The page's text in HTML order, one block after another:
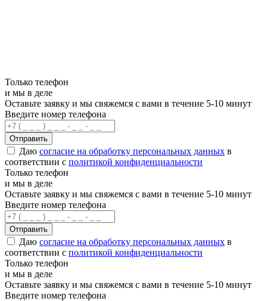
Только телефон
и мы в деле
Оставьте заявку и мы свяжемся с вами в течение 5-10 минут
Введите номер телефона
Отправить
Даю согласие на обработку персональных данных в
соответствии с политикой конфиденциальности
Только телефон
и мы в деле
Оставьте заявку и мы свяжемся с вами в течение 5-10 минут
Введите номер телефона
Отправить
Даю согласие на обработку персональных данных в
соответствии с политикой конфиденциальности
Только телефон
и мы в деле
Оставьте заявку и мы свяжемся с вами в течение 5-10 минут
Введите номер телефона